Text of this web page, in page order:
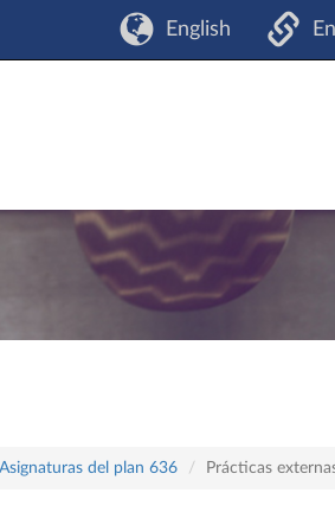
English
Asignaturas del plan 636 Prácticas